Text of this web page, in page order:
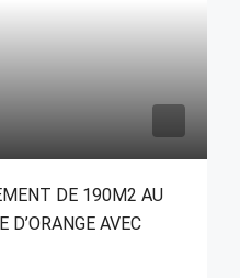
DE 190M2 AU
D’ORANGE AVEC